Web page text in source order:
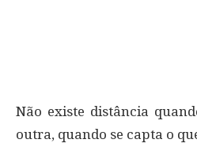
Não existe distância
outra, quando se capta o